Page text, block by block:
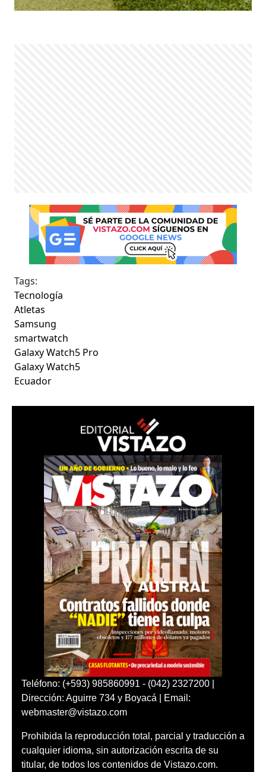
Tags:
Tecnología
Atletas
Samsung
smartwatch
Galaxy Watch5 Pro
Galaxy Watch5
Ecuador
Teléfono: (+593) 985860991 - (042) 2327200 |
Dirección: Aguirre 734 y Boyacá | Email:
webmaster@vistazo.com
Prohibida la reproducción total, parcial y traducción a
cualquier idioma, sin autorización escrita de su
titular, de todos los contenidos de Vistazo.com.